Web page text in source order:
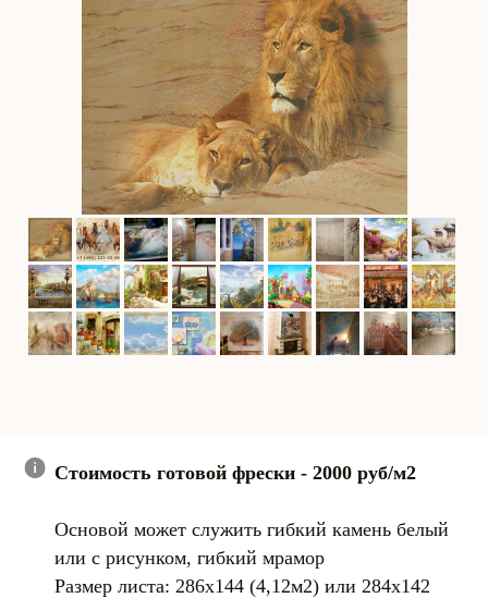
Стоимость готовой фрески - 2000 руб/м2
Основой может служить гибкий камень белый
или с рисунком, гибкий мрамор
Размер листа: 286х144 (4,12м2) или 284х142